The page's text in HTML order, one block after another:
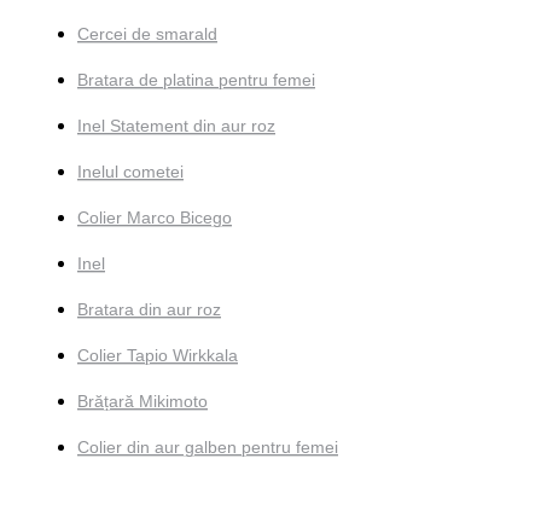
Cercei de smarald
Bratara de platina pentru femei
Inel Statement din aur roz
Inelul cometei
Colier Marco Bicego
Inel
Bratara din aur roz
Colier Tapio Wirkkala
Brățară Mikimoto
Colier din aur galben pentru femei